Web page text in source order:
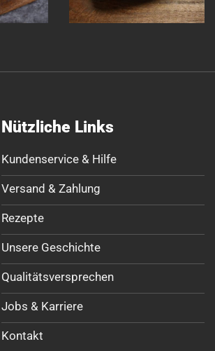
Nützliche Links
Kundenservice & Hilfe
Versand & Zahlung
Rezepte
Unsere Geschichte
Qualitätsversprechen
Jobs & Karriere
Kontakt